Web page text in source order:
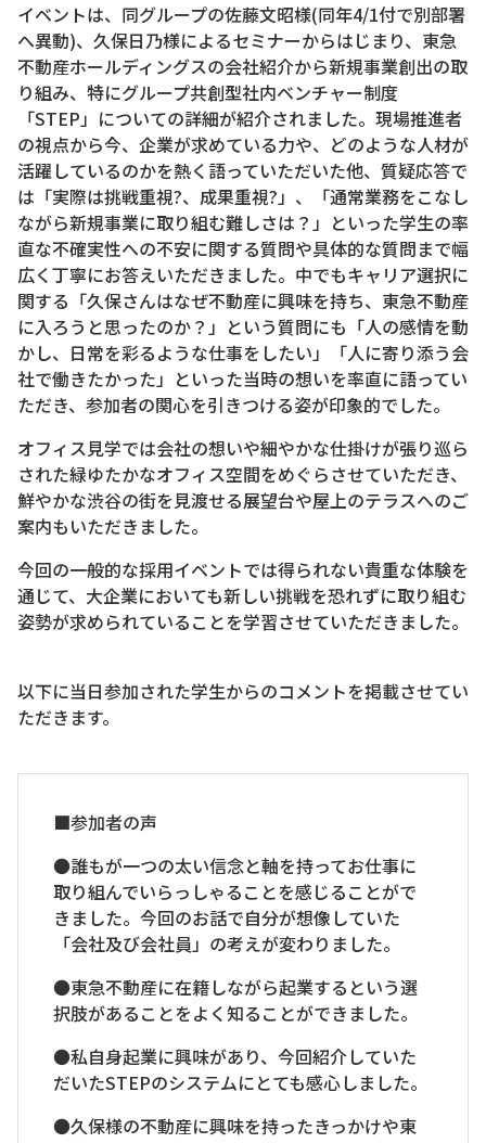
イベントは、同グループの佐藤文昭様(同年4/1付で別部署
へ異動)、久保日乃様によるセミナーからはじまり、東急
不動産ホールディングスの会社紹介から新規事業創出の取
り組み、特にグループ共創型社内ベンチャー制度
「STEP」についての詳細が紹介されました。現場推進者
の視点から今、企業が求めている力や、どのような人材が
活躍しているのかを熱く語っていただいた他、質疑応答で
は「実際は挑戦重視?、成果重視?」、「通常業務をこなし
ながら新規事業に取り組む難しさは？」といった学生の率
直な不確実性への不安に関する質問や具体的な質問まで幅
広く丁寧にお答えいただきました。中でもキャリア選択に
関する「久保さんはなぜ不動産に興味を持ち、東急不動産
に入ろうと思ったのか？」という質問にも「人の感情を動
かし、日常を彩るような仕事をしたい」「人に寄り添う会
社で働きたかった」といった当時の想いを率直に語ってい
ただき、参加者の関心を引きつける姿が印象的でした。
オフィス見学では会社の想いや細やかな仕掛けが張り巡ら
された緑ゆたかなオフィス空間をめぐらさせていただき、
鮮やかな渋谷の街を見渡せる展望台や屋上のテラスへのご
案内もいただきました。
今回の一般的な採用イベントでは得られない貴重な体験を
通じて、大企業においても新しい挑戦を恐れずに取り組む
姿勢が求められていることを学習させていただきました。
以下に当日参加された学生からのコメントを掲載させてい
ただきます。
■参加者の声
●誰もが一つの太い信念と軸を持ってお仕事に
取り組んでいらっしゃることを感じることがで
きました。今回のお話で自分が想像していた
「会社及び会社員」の考えが変わりました。
●東急不動産に在籍しながら起業するという選
択肢があることをよく知ることができました。
●私自身起業に興味があり、今回紹介していた
だいたSTEPのシステムにとても感心しました。
●久保様の不動産に興味を持ったきっかけや東